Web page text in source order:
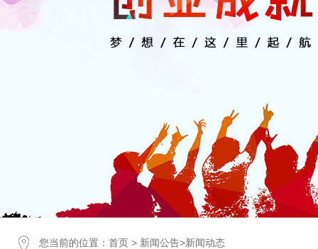
您当前的位置： 首页 > 新闻公告>新闻动态